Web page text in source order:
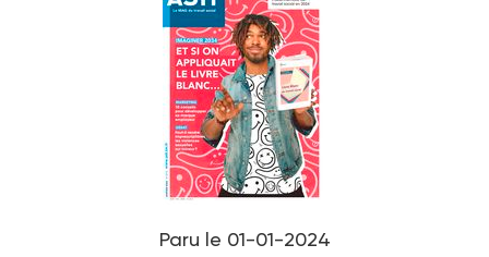
Paru le 01-01-2024